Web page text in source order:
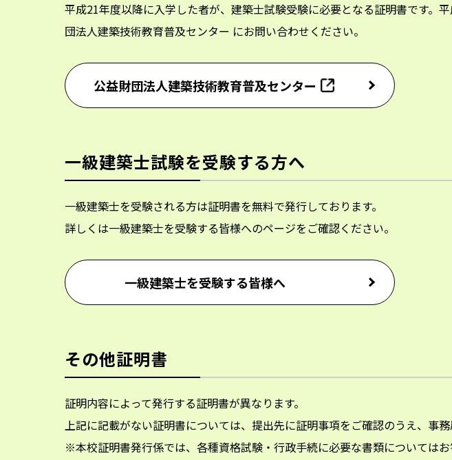
平成21年度以降に入学した者が、建築士試験受験に必要となる証明書です。
団法人建築技術教育普及センター にお問い合わせください。
公益財団法人建築技術教育普及センター
一級建築士試験を受験する方へ
一級建築士を受験される方は証明書を無料で発行しております。
詳しくは一級建築士を受験する皆様へのページをご確認ください。
一級建築士を受験する皆様へ
その他証明書
証明内容によって発行する証明書が異なります。
上記に記載がない証明書については、提出先に証明事項をご確認のうえ、事務
※本校証明書発行係では、各種資格試験・行政手続に必要な書類についてはお